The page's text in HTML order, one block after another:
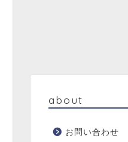
about
お問い合わせ